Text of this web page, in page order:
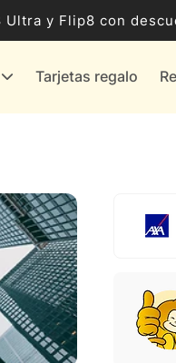
Ultra y Flip8 con
Tarjetas regalo
y Cultura
energía